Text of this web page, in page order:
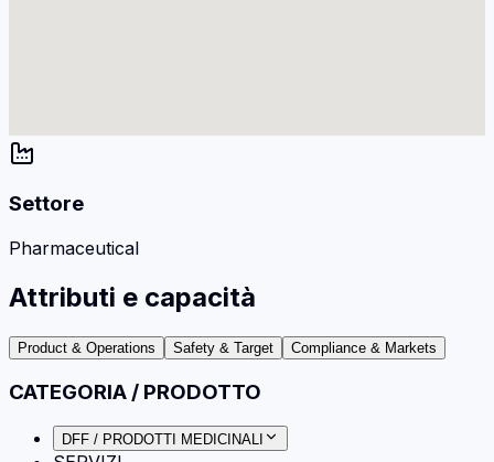
Settore
Pharmaceutical
Attributi e capacità
Product & Operations Safety & Target Compliance & Markets
CATEGORIA / PRODOTTO
DFF / PRODOTTI MEDICINALI